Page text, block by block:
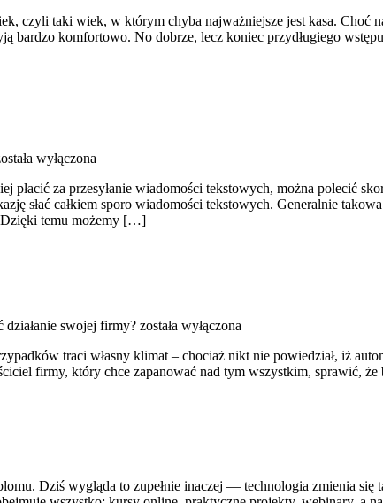
czyli taki wiek, w którym chyba najważniejsze jest kasa. Choć
bardzo komfortowo. No dobrze, lecz koniec przydługiego
wyłączona
za przesyłanie wiadomości tekstowych, można polecić
słać całkiem sporo wiadomości tekstowych. Generalnie
Dzięki temu możemy […]
działanie swojej firmy? została wyłączona
traci własny klimat – chociaż nikt nie powiedział, iż
firmy, który chce zapanować nad tym wszystkim, sprawić, że
Dziś wygląda to zupełnie inaczej — technologia zmienia się